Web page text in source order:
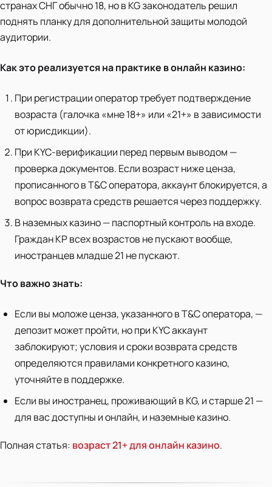
странах СНГ обычно 18, но в KG законодатель решил
поднять планку для дополнительной защиты молодой
аудитории.
Как это реализуется на практике в онлайн казино:
При регистрации оператор требует подтверждение
возраста (галочка «мне 18+» или «21+» в зависимости
от юрисдикции).
При KYC-верификации перед первым выводом —
проверка документов. Если возраст ниже ценза,
прописанного в T&C оператора, аккаунт блокируется, а
вопрос возврата средств решается через поддержку.
В наземных казино — паспортный контроль на входе.
Граждан КР всех возрастов не пускают вообще,
иностранцев младше 21 не пускают.
Что важно знать:
Если вы моложе ценза, указанного в T&C оператора, —
депозит может пройти, но при KYC аккаунт
заблокируют; условия и сроки возврата средств
определяются правилами конкретного казино,
уточняйте в поддержке.
Если вы иностранец, проживающий в KG, и старше 21 —
для вас доступны и онлайн, и наземные казино.
Полная статья: возраст 21+ для онлайн казино.